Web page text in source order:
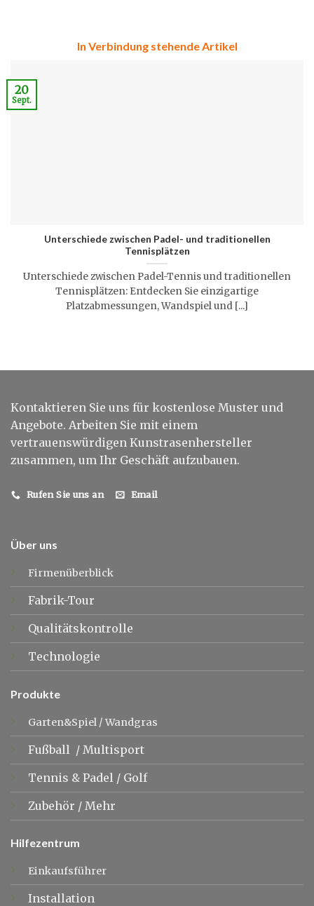
In Verbindung stehende Artikel
Unterschiede zwischen Padel- und traditionellen
Tennisplätzen
Unterschiede zwischen Padel-Tennis und traditionellen
Tennisplätzen: Entdecken Sie einzigartige
Platzabmessungen, Wandspiel und [...]
20
Sept.
Kontaktieren Sie uns für kostenlose Muster und
Angebote. Arbeiten Sie mit einem
vertrauenswürdigen Kunstrasenhersteller
zusammen, um Ihr Geschäft aufzubauen.
Rufen Sie uns an Email
Über uns
Firmenüberblick
Fabrik-Tour
Qualitätskontrolle
Technologie
Produkte
Garten&Spiel/Wandgras
Fußball / Multisport
Tennis & Padel / Golf
Zubehör / Mehr
Hilfezentrum
Einkaufsführer
Installation